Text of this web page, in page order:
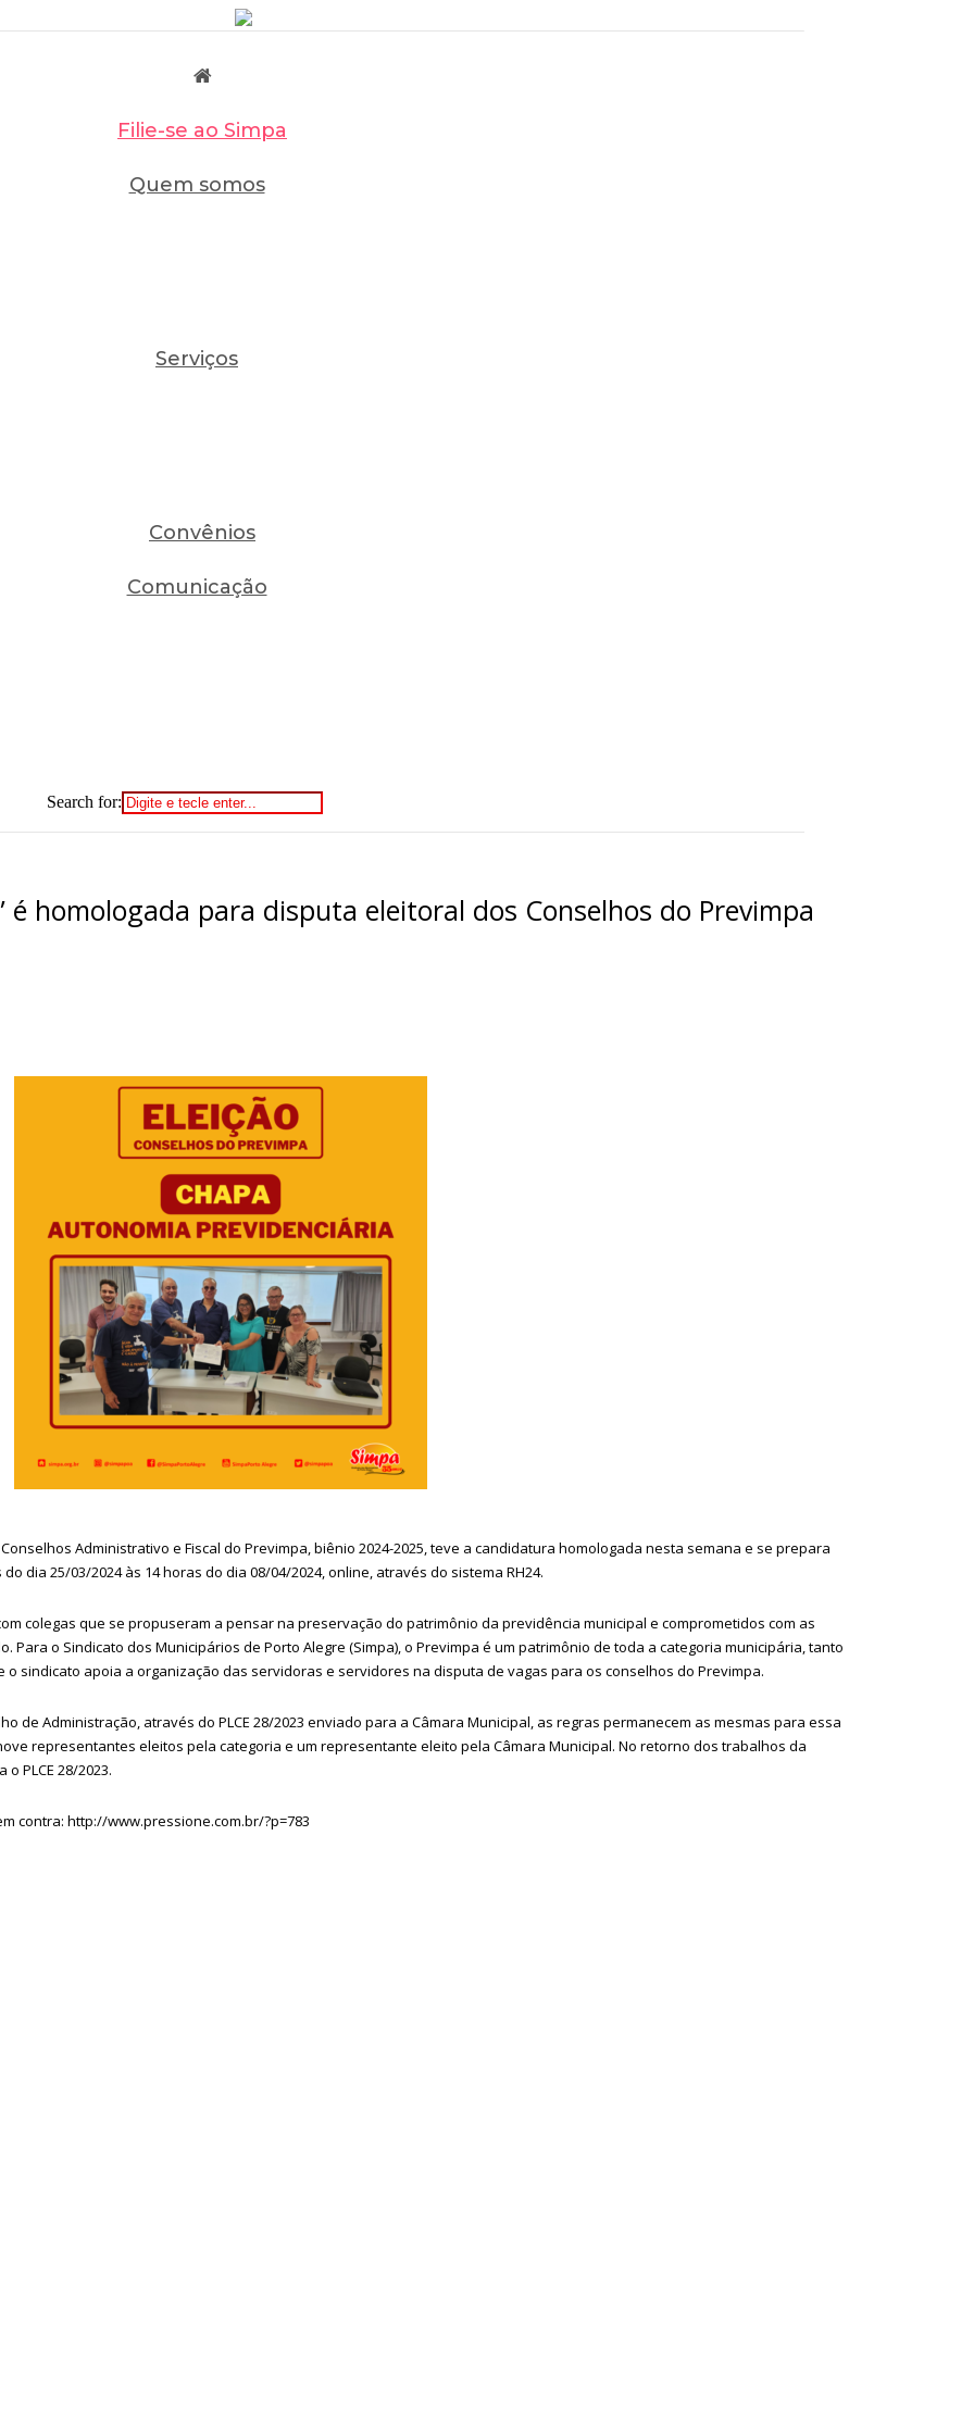
Filie-se ao Simpa
Quem somos
Serviços
Convênios
Comunicação
Search for:
é homologada para disputa eleitoral dos Conselhos do Previmpa
Administrativo e Fiscal do Previmpa, biênio 2024-2025, teve a candidatura homologada nesta semana e se prepara
dia 25/03/2024 às 14 horas do dia 08/04/2024, online, através do sistema RH24.
colegas que se propuseram a pensar na preservação do patrimônio da previdência municipal e comprometidos com as
o Sindicato dos Municipários de Porto Alegre (Simpa), o Previmpa é um patrimônio de toda a categoria municipária, tanto
sindicato apoia a organização das servidoras e servidores na disputa de vagas para os conselhos do Previmpa.
de Administração, através do PLCE 28/2023 enviado para a Câmara Municipal, as regras permanecem as mesmas para essa
representantes eleitos pela categoria e um representante eleito pela Câmara Municipal. No retorno dos trabalhos da
PLCE 28/2023.
contra: http://www.pressione.com.br/?p=783